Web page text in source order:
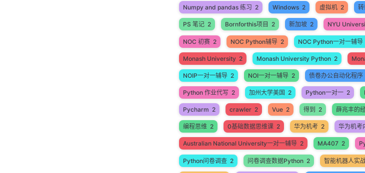
Numpy and pandas 练习 2 Windows 2 虚拟机 2
PS 笔记 2 Bornforthis项目 2 新加坡 2 NYU
NOC 初赛 2 NOC Python辅导 2 NOC Python一对一辅导
Monash University 2 Monash University Python 2
NOIP一对一辅导 2 NOI一对一辅导 2 债卷办公自动化程序
Python 作业代写 2 加州大学美国 2 Python一对一 2
Pycharm 2 crawler 2 Vue 2 得到 2 薛兆丰的
编程思维 2 0基础数据思维课 2 华为机考 2 华为机考
Australian National University一对一辅导 2 MA407 2
Python问卷调查 2 问卷调查数据Python 2 智能机器人实